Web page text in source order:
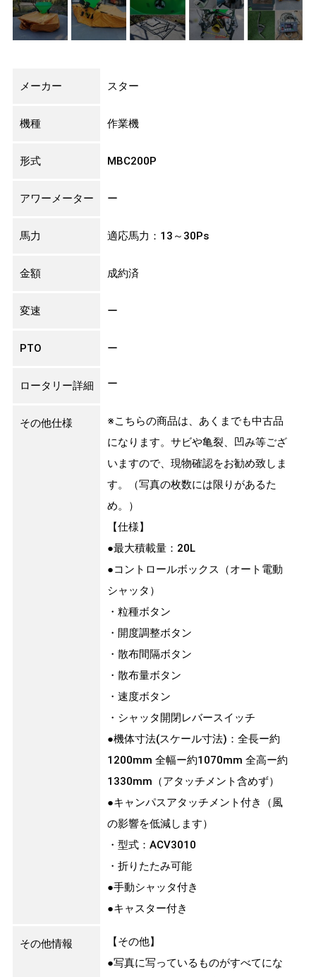
メーカー スター
機種 作業機
形式 MBC200P
アワーメーター ー
馬力 適応馬力：13～30Ps
金額 成約済
変速 ー
PTO ー
ロータリー詳細 ー
その他仕様
※こちらの商品は、あくまでも中古品
になります。サビや亀裂、凹み等ござ
いますので、現物確認をお勧め致しま
す。（写真の枚数には限りがあるた
め。）
【仕様】
●最大積載量：20L
●コントロールボックス（オート電動
シャッタ）
・粒種ボタン
・開度調整ボタン
・散布間隔ボタン
・散布量ボタン
・速度ボタン
・シャッタ開閉レバースイッチ
●機体寸法(スケール寸法)：全長ー約
1200mm 全幅ー約1070mm 全高ー約
1330mm（アタッチメント含めず）
●キャンパスアタッチメント付き（風
の影響を低減します）
・型式：ACV3010
・折りたたみ可能
●手動シャッタ付き
●キャスター付き
その他情報
【その他】
●写真に写っているものがすべてにな